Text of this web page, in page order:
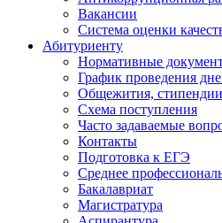
Вакансии
Система оценки
Абитуриенту
Нормативные
График проведения
Общежития,
Схема поступления
Часто задаваемые
Контакты
Подготовка к ЕГЭ
Среднее
Бакалавриат
Магистратура